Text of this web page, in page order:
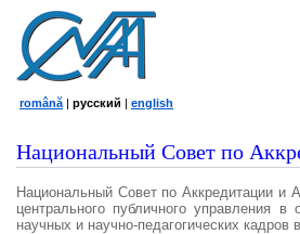
română | русский | english
Национальный Совет по
Национальный Совет по Аккредитации и
центрального публичного управления
научных и научно-педагогических